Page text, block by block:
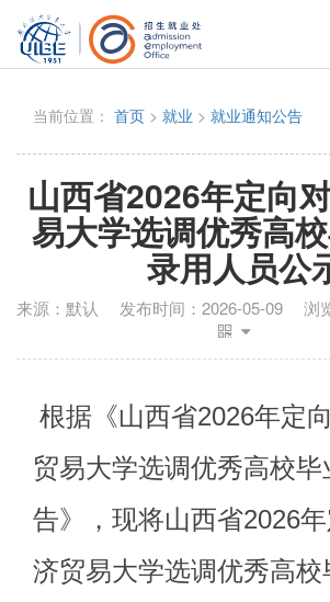
当前位置： 首页 > 就业 > 就业通知公告
山西省2026年定向
易大学选调优秀高
录用人员公
来源： 默认 发布时间： 2026-05-09 浏
根据《山西省2026年定向
贸易大学选调优秀高校毕
告》，现将山西省2026年
济贸易大学选调优秀高校